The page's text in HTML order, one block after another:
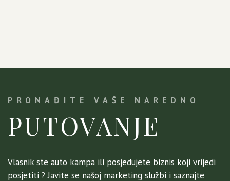
PRONAĐITE VAŠE NAREDNO
PUTOVANJE
Vlasnik ste auto kampa ili posjedujete biznis koji vrijedi
posjetiti ? Javite se našoj marketing službi i saznajte